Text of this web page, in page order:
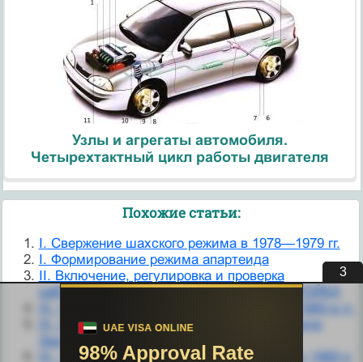
Узлы и агрегаты автомобиля.
Четырехтактный цикл работы двигателя
Похожие статьи:
I. Свержение шахского режима в 1978—1979 гг.
I. Формирование режима апартеида
II. Включение, регулировка и проверка
работоспособности крм в режиме НАСТРОЙКА
III. Стабилизация исламского режима в 1980-е гг.
III. Становление режима короля Мухаммеда
Захир-шаха
III. Укрепление шахского режима к началу 1960-х
2